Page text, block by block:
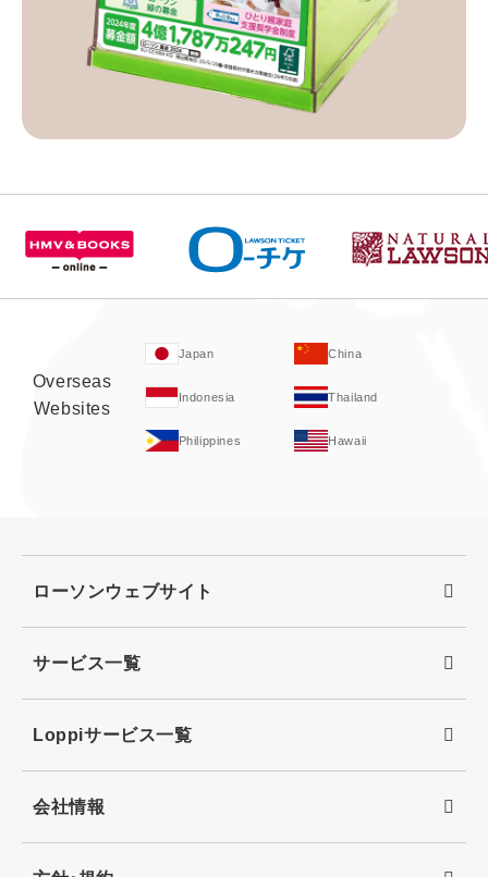
Overseas
Websites
Japan China
Indonesia Thailand
Philippines Hawaii
ローソンウェブサイト
サービス一覧
Loppiサービス一覧
会社情報